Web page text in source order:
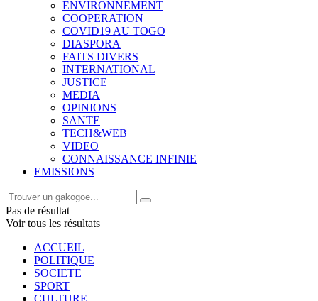
ENVIRONNEMENT
COOPERATION
COVID19 AU TOGO
DIASPORA
FAITS DIVERS
INTERNATIONAL
JUSTICE
MEDIA
OPINIONS
SANTE
TECH&WEB
VIDEO
CONNAISSANCE INFINIE
EMISSIONS
Pas de résultat
Voir tous les résultats
ACCUEIL
POLITIQUE
SOCIETE
SPORT
CULTURE